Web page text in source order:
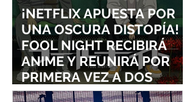
¡NETFLIX APUESTA POR
UNA OSCURA DISTOPÍA!
FOOL NIGHT RECIBIRÁ
ANIME Y REUNIRÁ POR
PRIMERA VEZ A DOS
ESTUDIOS LEGENDARIOS